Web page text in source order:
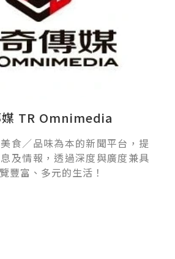
媒 TR Omnimedia
食／品味為本的新聞平台，提
及情報，透過深度與廣度兼具
豐富、多元的生活！